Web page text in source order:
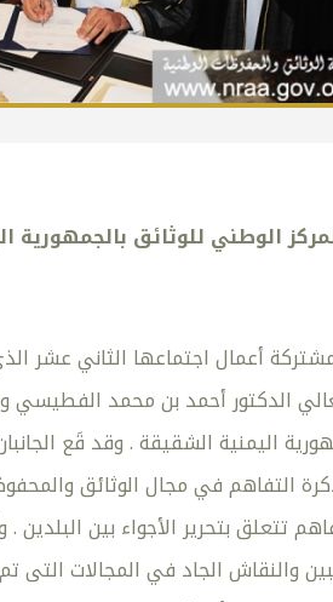
للوثائق بالجمهورية اليمنية
أعمال اجتماعها الثاني عشر
الدكتور أحمد بن محمد الفطيسي
اليمنية الشقيقة . وقد قَع
التفاهم في مجال الوثائق
تتعلق بتحرير الأجواء بين
والنقاش الجاد في المجالات